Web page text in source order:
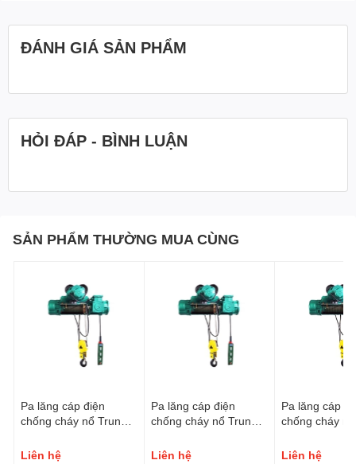
ĐÁNH GIÁ SẢN PHẨM
HỎI ĐÁP - BÌNH LUẬN
SẢN PHẨM THƯỜNG MUA CÙNG
Pa lăng cáp điện
chống cháy nổ Trung
Liên hệ
Pa lăng cáp điện
chống cháy nổ Trung
Liên hệ
Pa lăng cáp
chống cháy
Liên hệ